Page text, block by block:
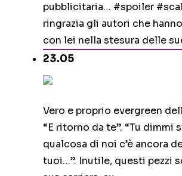
pubblicitaria… #spoiler
ringrazia gli autori che
con lei nella stesura delle
23.05
Vero e proprio evergreen
“E ritorno da te”. “Tu dimmi
qualcosa di noi c’è ancora
tuoi…”. Inutile, questi pezzi